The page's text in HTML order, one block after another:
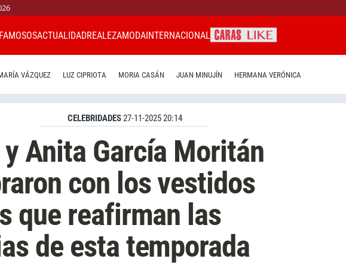
FAMOSOSACTUALIDADREALEZAMODAINTERNACIONAL
VÁZQUEZ LUZ CIPRIOTA MORIA CASÁN JUAN MINUJÍN HERMANA VERÓNICA
CELEBRIDADES27-11-2025 20:14
Anita García Moritán
con los vestidos
que reafirman las
de esta temporada